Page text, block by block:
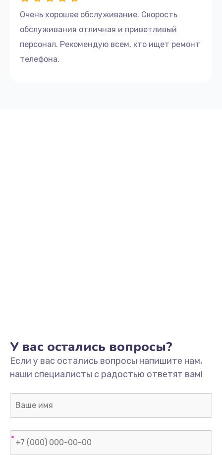
Очень хорошее обслуживание. Скорость
обслуживания отличная и приветливый
персонал. Рекомендую всем, кто ищет ремонт
телефона.
У вас остались вопросы?
Если у вас остались вопросы напишите нам,
наши специалисты с радостью ответят вам!